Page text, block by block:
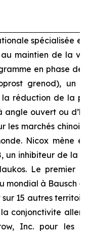
spécialisée
maintien de la
en phase
grenod), un
réduction de la
ouvert ou
les marchés
Nicox mène
un inhibiteur de la
Le premier
mondial à Bausch +
15 autres
conjonctivite
Inc. pour les